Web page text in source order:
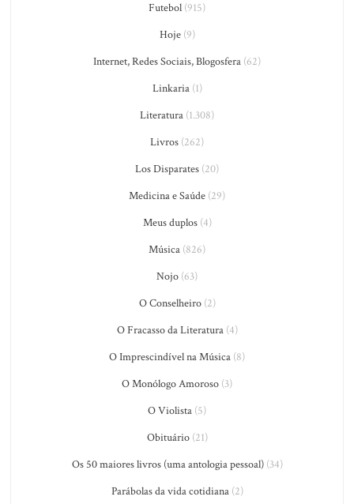
Futebol (915)
Hoje(9)
Internet, Redes Sociais, Blogosfera (62)
Linkaria(1)
Literatura (1.308)
Livros (262)
Los Disparates (20)
Medicina e Saúde (29)
Meus duplos(4)
Música (826)
Nojo (63)
O Conselheiro(2)
O Fracasso da Literatura(4)
O Imprescindível na Música (8)
O Monólogo Amoroso (3)
O Violista (5)
Obituário(21)
Os 50 maiores livros (uma antologia pessoal)(34)
Parábolas da vida cotidiana(2)